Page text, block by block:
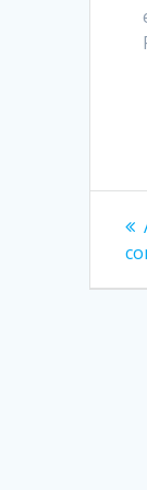
de